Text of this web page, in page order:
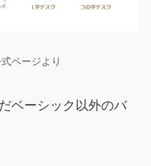
ページより
ベーシック以外のバ